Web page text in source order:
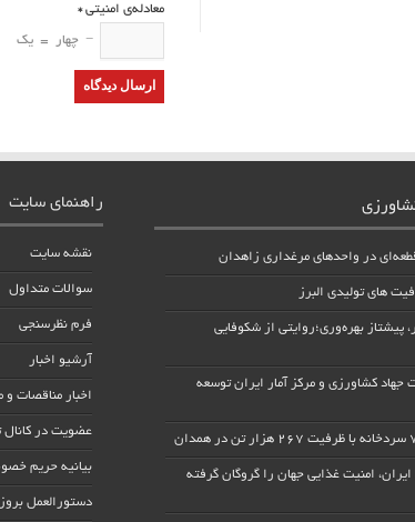
معادله‌ی امنیتی*
− چهار = یک
های تولیدی البرز
بهره‌وری؛روایتی از شکوفایی
جهاد کشاورزی و مرکز آمار ایران توسعه
ایران، امنیت غذایی جهان را گروگان گرفته
راهنمای سایت
نقشه سایت
سوالات متداول
فرم نظرسنجی
آرشیو اخبار
اخبار مناقصات و
عضویت در کانال
بیانیه حریم
دستورالعمل